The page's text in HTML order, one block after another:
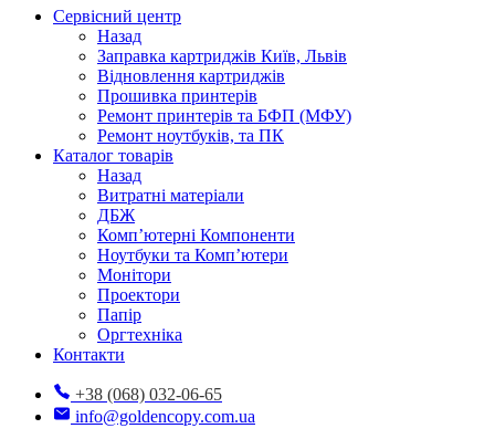
Сервісний центр
Назад
Заправка картриджів Київ, Львів
Відновлення картриджів
Прошивка принтерів
Ремонт принтерів та БФП (МФУ)
Ремонт ноутбуків, та ПК
Каталог товарів
Назад
Витратні матеріали
ДБЖ
Комп’ютерні Компоненти
Ноутбуки та Комп’ютери
Монітори
Проектори
Папір
Оргтехніка
Контакти
+38 (068) 032-06-65
info@goldencopy.com.ua